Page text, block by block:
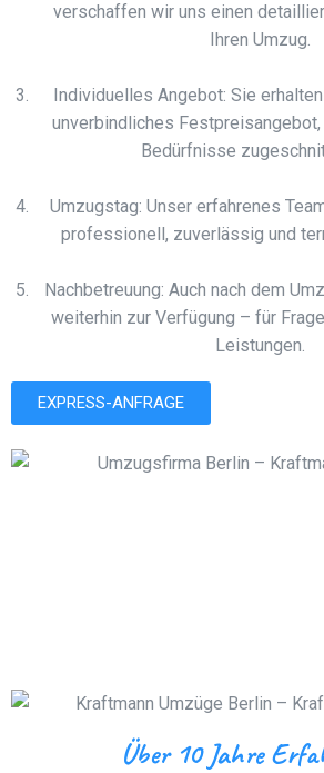
verschaffen wir uns einen
Ihren Umzug.
Individuelles Angebot: Sie
unverbindliches
Bedürfnisse
Umzugstag: Unser erfahrenes
professionell, zuverlässig und
Nachbetreuung: Auch nach dem
weiterhin zur Verfügung – für
Leistungen.
EXPRESS-ANFRAGE
Über 10 Jahre